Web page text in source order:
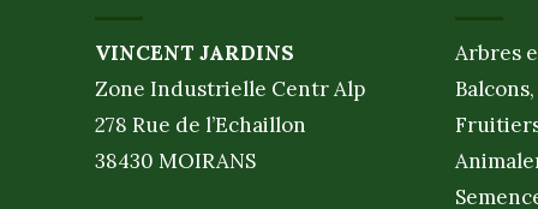
VINCENT JARDINS
Zone Industrielle Centr Alp
278 Rue de l’Echaillon
38430 MOIRANS
Arbres